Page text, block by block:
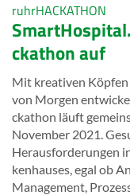
ruhr­HA­CKA­THON
cka­thon auf
Mit krea­ti­ven Köp­fen
von Mor­gen
cka­thon läuft
No­vem­ber 2021.
Her­aus­for­de­run­gen
ken­hau­ses, egal ob
Management,